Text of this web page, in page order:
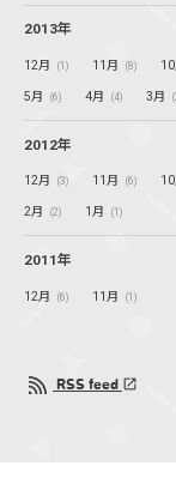
2013年
12月 (1) 11月 (8) 10
5月 (6) 4月 (4) 3月
2012年
12月 (3) 11月 (6) 10
2月 (2) 1月 (1)
2011年
12月 (6) 11月 (1)
RSS feed